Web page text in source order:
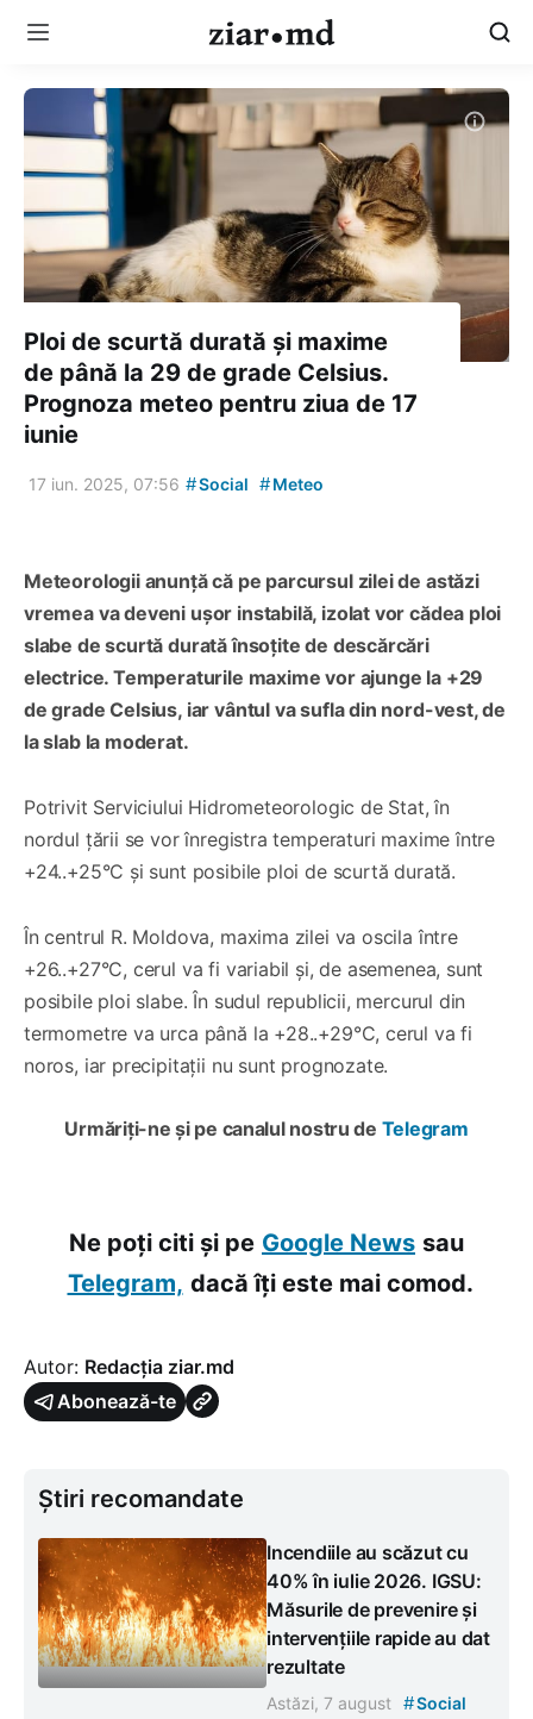
Ploi de scurtă durată și maxime
de până la 29 de grade Celsius.
Prognoza meteo pentru ziua de 17
iunie
17 iun. 2025, 07:56 #Social #Meteo
Meteorologii anunță că pe parcursul zilei de astăzi
vremea va deveni ușor instabilă, izolat vor cădea ploi
slabe de scurtă durată însoțite de descărcări
electrice. Temperaturile maxime vor ajunge la +29
de grade Celsius, iar vântul va sufla din nord-vest, de
la slab la moderat.
Potrivit Serviciului Hidrometeorologic de Stat, în
nordul țării se vor înregistra temperaturi maxime între
+24..+25°C și sunt posibile ploi de scurtă durată.
În centrul R. Moldova, maxima zilei va oscila între
+26..+27°C, cerul va fi variabil și, de asemenea, sunt
posibile ploi slabe. În sudul republicii, mercurul din
termometre va urca până la +28..+29°C, cerul va fi
noros, iar precipitații nu sunt prognozate.
Urmăriți-ne și pe canalul nostru de Telegram
Ne poți citi și pe Google News sau
Telegram, dacă îți este mai comod.
Autor: Redacția ziar.md
Abonează-te
Știri recomandate
Incendiile au scăzut cu
40% în iulie 2026. IGSU:
Măsurile de prevenire și
intervențiile rapide au dat
rezultate
Astăzi, 7 august #Social